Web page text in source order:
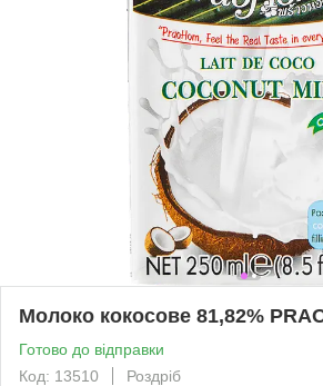
Молоко кокосове 81,82%
Готово до відправки
Код: 13510
Роздріб